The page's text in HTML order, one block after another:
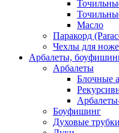
Масло
Паракорд
Чехлы для
Арбалеты,
Арбалеты
Блочные
Боуфишинг
Духовые трубки